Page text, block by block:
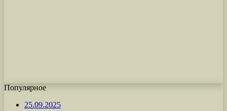
Популярное
25.09.2025